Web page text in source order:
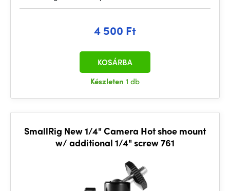
4 500 Ft
Készleten 1 db
KOSÁRBA
SmallRig New 1/4" Camera Hot shoe mount
w/ additional 1/4" screw 761